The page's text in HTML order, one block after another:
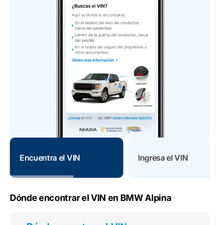
Encuentra el VIN Ingresa el VIN
Dónde encontrar el VIN en BMW Alpina